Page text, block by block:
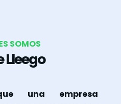
SOMOS
Lleego
una empresa